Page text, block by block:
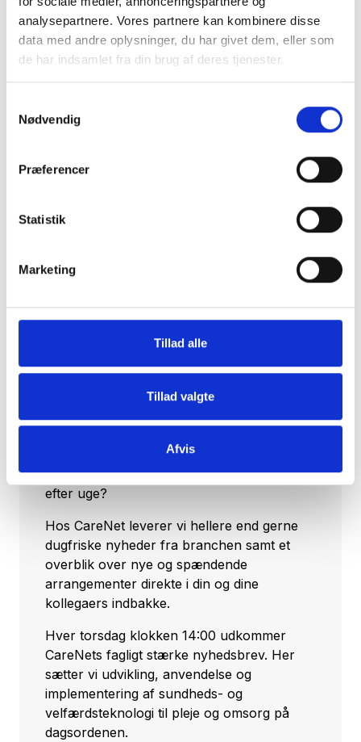
analysepartnere. Vores partnere kan kombinere disse
data med andre oplysninger, du har givet dem, eller som
de har indsamlet fra din brug af deres tjenester.
Nødvendig
Præferencer
Statistik
Marketing
Tillad alle
Tillad valgte
Afvis
Kilde: Magasinet Pleje¨
Tilmeld dig vores nyhedsbrev
Vil du opdateres på, hvad der rør sig inden
for sundheds- og velfærdsteknologien uge
efter uge?
Hos CareNet leverer vi hellere end gerne
dugfriske nyheder fra branchen samt et
overblik over nye og spændende
arrangementer direkte i din og dine
kollegaers indbakke.
Hver torsdag klokken 14:00 udkommer
CareNets fagligt stærke nyhedsbrev. Her
sætter vi udvikling, anvendelse og
implementering af sundheds- og
velfærdsteknologi til pleje og omsorg på
dagsordenen.